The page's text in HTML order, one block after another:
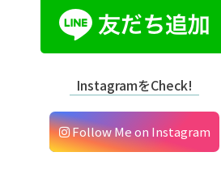
InstagramをCheck!
Follow Me on Instagram